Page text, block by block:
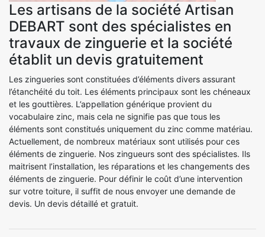
Les artisans de la société Artisan
DEBART sont des spécialistes en
travaux de zinguerie et la société
établit un devis gratuitement
Les zingueries sont constituées d’éléments divers assurant
l’étanchéité du toit. Les éléments principaux sont les chéneaux
et les gouttières. L’appellation générique provient du
vocabulaire zinc, mais cela ne signifie pas que tous les
éléments sont constitués uniquement du zinc comme matériau.
Actuellement, de nombreux matériaux sont utilisés pour ces
éléments de zinguerie. Nos zingueurs sont des spécialistes. Ils
maitrisent l’installation, les réparations et les changements des
éléments de zinguerie. Pour définir le coût d’une intervention
sur votre toiture, il suffit de nous envoyer une demande de
devis. Un devis détaillé et gratuit.